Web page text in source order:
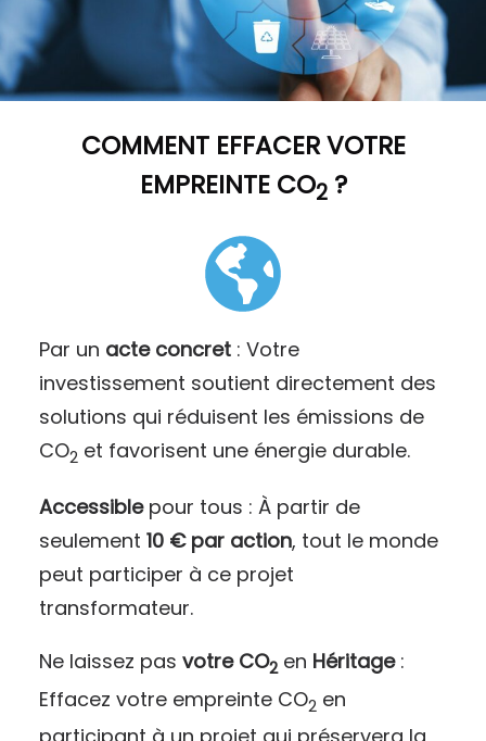
COMMENT EFFACER VOTRE
EMPREINTE CO2?
Par un acte concret: Votre
investissement soutient directement des
solutions qui réduisent les émissions de
CO2 et favorisent une énergie durable.
Accessiblepour tous : À partir de
seulement 10 € par action, tout le monde
peut participer à ce projet
transformateur.
Ne laissez pas votre CO2en Héritage:
Effacez votre empreinte CO2 en